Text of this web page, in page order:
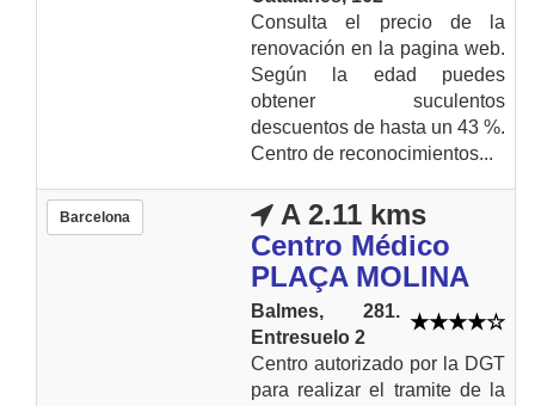
Consulta el precio de la
renovación en la pagina web.
Según la edad puedes
obtener suculentos
descuentos de hasta un 43 %.
Centro de reconocimientos...
Barcelona
A 2.11 kms
Centro Médico
PLAÇA MOLINA
Balmes, 281.
Entresuelo 2
Centro autorizado por la DGT
para realizar el tramite de la